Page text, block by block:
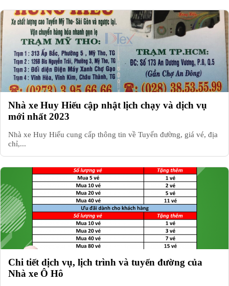
Nhà xe Huy Hiếu cập nhật lịch chạy và dịch vụ
mới nhất 2023
Nhà xe Huy Hiếu cung cấp thông tin về Tuyến đường, giá vé, địa
chỉ,...
Chi tiết dịch vụ, lịch trình và tuyến đường của
Nhà xe Ô Hô